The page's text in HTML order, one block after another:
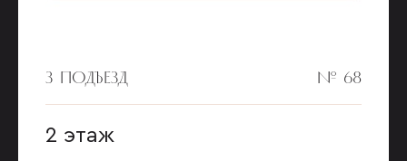
3 ПОДЪЕЗД № 68
2 этаж